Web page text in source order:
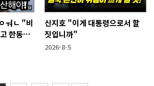
ㅝㄴ "비
한동훈
신지호 "이게 대통령으로서 할
짓입니까"
2026-8-5